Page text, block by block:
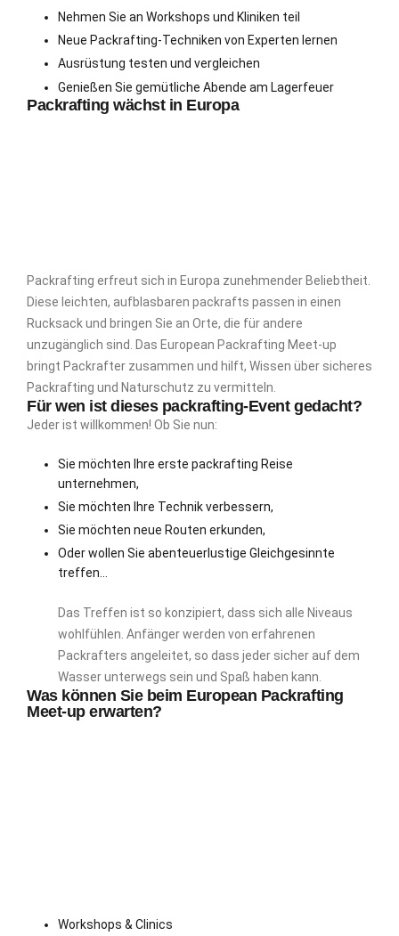
Nehmen Sie an Workshops und Kliniken teil
Neue Packrafting-Techniken von Experten lernen
Ausrüstung testen und vergleichen
Genießen Sie gemütliche Abende am Lagerfeuer
Packrafting wächst in Europa
Packrafting erfreut sich in Europa zunehmender Beliebtheit.
Diese leichten, aufblasbaren packrafts passen in einen
Rucksack und bringen Sie an Orte, die für andere
unzugänglich sind. Das European Packrafting Meet-up
bringt Packrafter zusammen und hilft, Wissen über sicheres
Packrafting und Naturschutz zu vermitteln.
Für wen ist dieses packrafting-Event gedacht?
Jeder ist willkommen! Ob Sie nun:
Sie möchten Ihre erste packrafting Reise
unternehmen,
Sie möchten Ihre Technik verbessern,
Sie möchten neue Routen erkunden,
Oder wollen Sie abenteuerlustige Gleichgesinnte
treffen…
Das Treffen ist so konzipiert, dass sich alle Niveaus
wohlfühlen. Anfänger werden von erfahrenen
Packrafters angeleitet, so dass jeder sicher auf dem
Wasser unterwegs sein und Spaß haben kann.
Was können Sie beim European Packrafting
Meet-up erwarten?
Workshops & Clinics